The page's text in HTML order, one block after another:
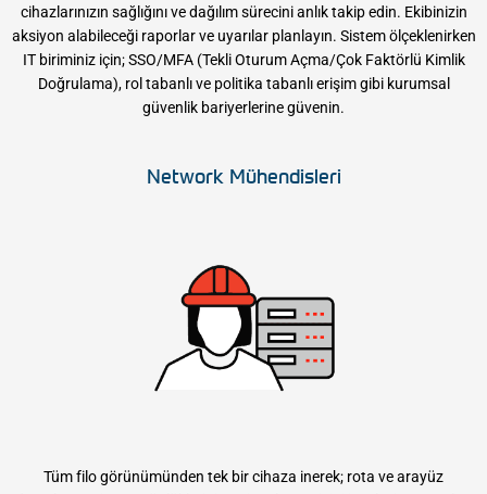
cihazlarınızın sağlığını ve dağılım sürecini anlık takip edin. Ekibinizin
aksiyon alabileceği raporlar ve uyarılar planlayın. Sistem ölçeklenirken
IT biriminiz için; SSO/MFA (Tekli Oturum Açma/Çok Faktörlü Kimlik
Doğrulama), rol tabanlı ve politika tabanlı erişim gibi kurumsal
güvenlik bariyerlerine güvenin.
Network Mühendisleri
Tüm filo görünümünden tek bir cihaza inerek; rota ve arayüz